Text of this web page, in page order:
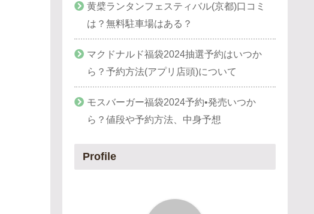
黄檗ランタンフェスティバル(京都)口コミ
は？無料駐車場はある？
マクドナルド福袋2024抽選予約はいつか
ら？予約方法(アプリ店頭)について
モスバーガー福袋2024予約•発売いつか
ら？値段や予約方法、中身予想
Profile